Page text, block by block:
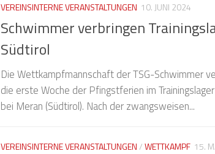
VEREINSINTERNE VERANSTALTUNGEN 10. JUNI 2024
Schwimmer verbringen
Südtirol
Die Wettkampfmannschaft der TSG-Schwimmer
die erste Woche der Pfingstferien im
bei Meran (Südtirol). Nach der zwangsweisen...
VEREINSINTERNE VERANSTALTUNGEN/WETTKAMPF 15.